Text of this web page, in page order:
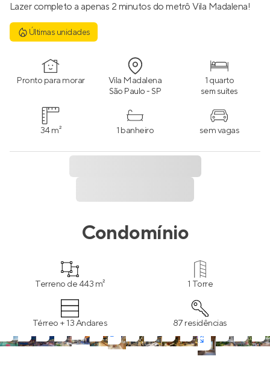
Lazer completo a apenas 2 minutos do metrô Vila Madalena!
Últimas unidades
Pronto para morar Vila Madalena
São Paulo - SP
1 quarto
sem suítes
34 m² 1 banheiro sem vagas
Condomínio
Terreno de 443 m² 1 Torre
Térreo + 13 Andares 87 residências